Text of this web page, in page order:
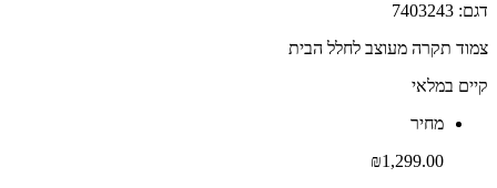
דגם: 7403243
צמוד תקרה מעוצב לחלל הבית
קיים במלאי
‫מחיר‬
₪1,299.00